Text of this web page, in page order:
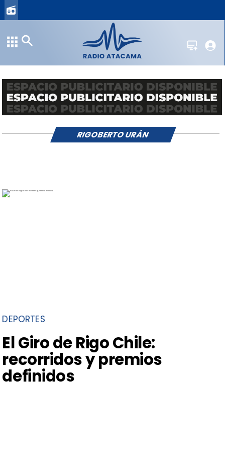
DEPORTES
El Giro de Rigo Chile:
recorridos y premios
definidos
RIGOBERTO URÁN